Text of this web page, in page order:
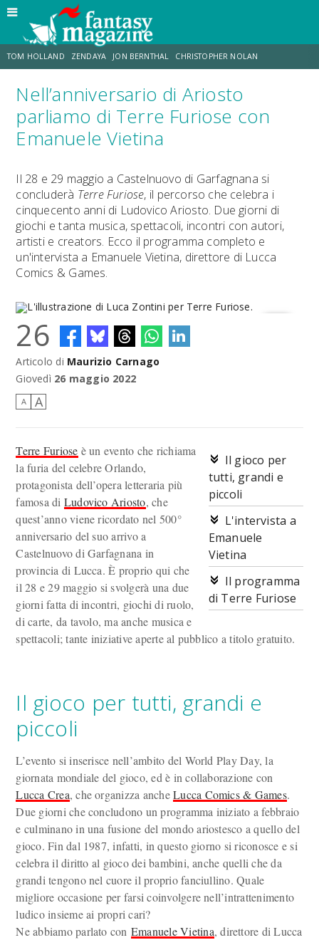
TOM HOLLAND ZENDAYA JON BERNTHAL CHRISTOPHER NOLAN
STRANIMONDI LUCCA COMICS & GAMES ODISSEA JACOB BATALON
Nell’anniversario di Ariosto
parliamo di Terre Furiose con
Emanuele Vietina
Il 28 e 29 maggio a Castelnuovo di Garfagnana si
concluderà Terre Furiose, il percorso che celebra i
cinquecento anni di Ludovico Ariosto. Due giorni di
giochi e tanta musica, spettacoli, incontri con autori,
artisti e creators. Ecco il programma completo e
un'intervista a Emanuele Vietina, direttore di Lucca
Comics & Games.
L'illustrazione di Luca Zontini per Terre Furiose.
26
Articolo di Maurizio Carnago
Giovedì 26 maggio 2022
A A
Il gioco per
tutti, grandi e
piccoli
L'intervista a
Emanuele
Vietina
Il programma
di Terre Furiose
Terre Furiose è un evento che richiama
la furia del celebre Orlando,
protagonista dell’opera letteraria più
famosa di Ludovico Ariosto, che
quest’anno viene ricordato nel 500°
anniversario del suo arrivo a
Castelnuovo di Garfagnana in
provincia di Lucca. È proprio qui che
il 28 e 29 maggio si svolgerà una due
giorni fatta di incontri, giochi di ruolo,
di carte, da tavolo, ma anche musica e
spettacoli; tante iniziative aperte al pubblico a titolo gratuito.
Il gioco per tutti, grandi e
piccoli
L’evento si inserisce nell’ambito del World Play Day, la
giornata mondiale del gioco, ed è in collaborazione con
Lucca Crea, che organizza ancheLucca Comics & Games.
Due giorni che concludono un programma iniziato a febbraio
e culminano in una fusione del mondo ariostesco a quello del
gioco. Fin dal 1987, infatti, in questo giorno si riconosce e si
celebra il diritto al gioco dei bambini, anche quelli che da
grandi tengono nel cuore il proprio fanciullino. Quale
migliore occasione per farsi coinvolgere nell’intrattenimento
ludico insieme ai propri cari?
Ne abbiamo parlato con Emanuele Vietina, direttore di Lucca